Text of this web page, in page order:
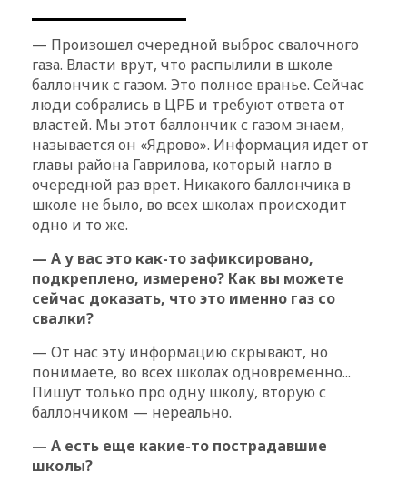
— Произошел очередной выброс свалочного
газа. Власти врут, что распылили в школе
баллончик с газом. Это полное вранье. Сейчас
люди собрались в ЦРБ и требуют ответа от
властей. Мы этот баллончик с газом знаем,
называется он «Ядрово». Информация идет от
главы района Гаврилова, который нагло в
очередной раз врет. Никакого баллончика в
школе не было, во всех школах происходит
одно и то же.
— А у вас это как-то зафиксировано,
подкреплено, измерено? Как вы можете
сейчас доказать, что это именно газ со
свалки?
— От нас эту информацию скрывают, но
понимаете, во всех школах одновременно...
Пишут только про одну школу, вторую с
баллончиком — нереально.
— А есть еще какие-то пострадавшие
школы?